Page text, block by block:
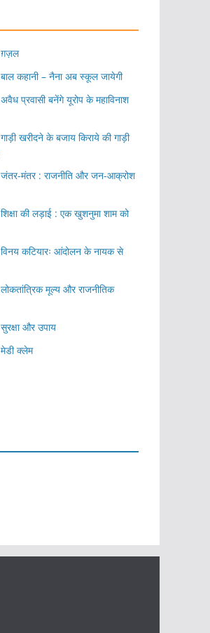
ग़ज़ल
बाल कहानी – नैना अब स्कूल जायेगी
अवैध प्रवासी बनेंगे यूरोप के महाविनाश
गाड़ी खरीदने के बजाय किराये की गाड़ी
जंतर-मंतर : राजनीति और जन-आक्रोश
शिक्षा की लड़ाई : एक खुशनुमा शाम को
विनय कटियारः आंदोलन के नायक से
लोकतांत्रिक मूल्य और राजनीतिक
सुरक्षा और उपाय
मेडी क्लेम